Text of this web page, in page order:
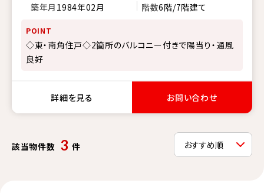
築年月 1984年02月 階数6階/7階建て
POINT
◇東・南角住戸◇2箇所のバルコニー付きで陽当り・通風
良好
詳細を見る お問い合わせ
該当物件数 3 件